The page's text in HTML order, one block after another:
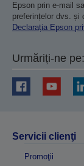
Epson prin e-mail
preferințelor dvs. și
Declarația Epson
Urmăriți-ne pe:
Servicii clienţi
Promoţii